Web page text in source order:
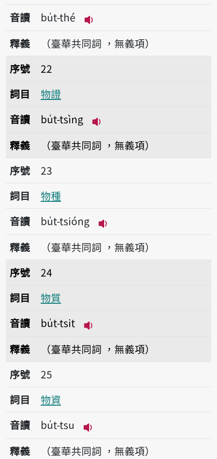
音讀
bu̍t-thé
播放音讀bu̍t-thé
釋義
（臺華共同詞 ，無義項）
序號22物證
序號
22
詞目
物證
音讀
bu̍t-tsìng
釋義
（臺華共同詞 ，無義項）
序號23物種
序號
23
詞目
物種
音讀
bu̍t-tsióng
播放音讀bu̍t-tsióng
釋義
（臺華共同詞 ，無義項）
序號24物質
序號
24
詞目
物質
音讀
bu̍t-tsit
釋義
（臺華共同詞 ，無義項）
序號25物資
序號
25
詞目
物資
音讀
bu̍t-tsu
播放音讀bu̍t-tsu
釋義
（臺華共同詞 ，無義項）